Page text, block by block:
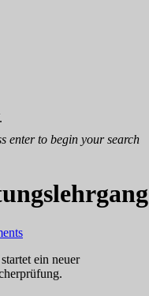
enter to begin your search
ein neuer